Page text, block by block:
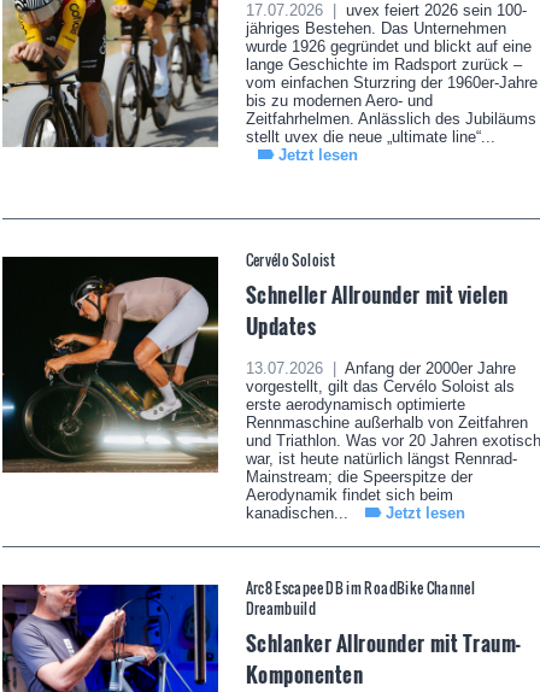
17.07.2026 |
uvex feiert 2026 sein 100-
jähriges Bestehen. Das Unternehmen
wurde 1926 gegründet und blickt auf eine
lange Geschichte im Radsport zurück –
vom einfachen Sturzring der 1960er-Jahre
bis zu modernen Aero- und
Zeitfahrhelmen. Anlässlich des Jubiläums
stellt uvex die neue „ultimate line“...
Jetzt lesen
Cervélo Soloist
Schneller Allrounder mit vielen
Updates
13.07.2026 |
Anfang der 2000er Jahre
vorgestellt, gilt das Cervélo Soloist als
erste aerodynamisch optimierte
Rennmaschine außerhalb von Zeitfahren
und Triathlon. Was vor 20 Jahren exotisch
war, ist heute natürlich längst Rennrad-
Mainstream; die Speerspitze der
Aerodynamik findet sich beim
kanadischen...
Jetzt lesen
Arc8 Escapee DB im RoadBike Channel
Dreambuild
Schlanker Allrounder mit Traum-
Komponenten